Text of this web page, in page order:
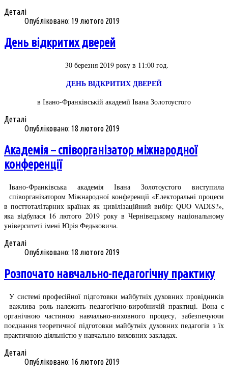
Деталі
Опубліковано: 19 лютого 2019
День відкритих дверей
30 березня 2019 року в 11:00 год.
ДЕНЬ ВІДКРИТИХ ДВЕРЕЙ
в Івано-Франківській академії Івана Золотоустого
Деталі
Опубліковано: 18 лютого 2019
Академія – співорганізатор міжнародної
конференції
Івано-Франківська академія Івана Золотоустого виступила
співорганізатором Міжнародної конференції «Електоральні процеси
в посттоталітарних країнах як цивілізаційний вибір: QUO VADIS?»,
яка відбулася 16 лютого 2019 року в Чернівецькому національному
університеті імені Юрія Федьковича.
Деталі
Опубліковано: 18 лютого 2019
Розпочато навчально-педагогічну практику
У системі професійної підготовки майбутніх духовних провідників
важлива роль належить педагогічно-виробничій практиці. Вона є
органічною частиною навчально-виховного процесу, забезпечуючи
поєднання теоретичної підготовки майбутніх духовних педагогів з їх
практичною діяльністю у навчально-виховних закладах.
Деталі
Опубліковано: 16 лютого 2019